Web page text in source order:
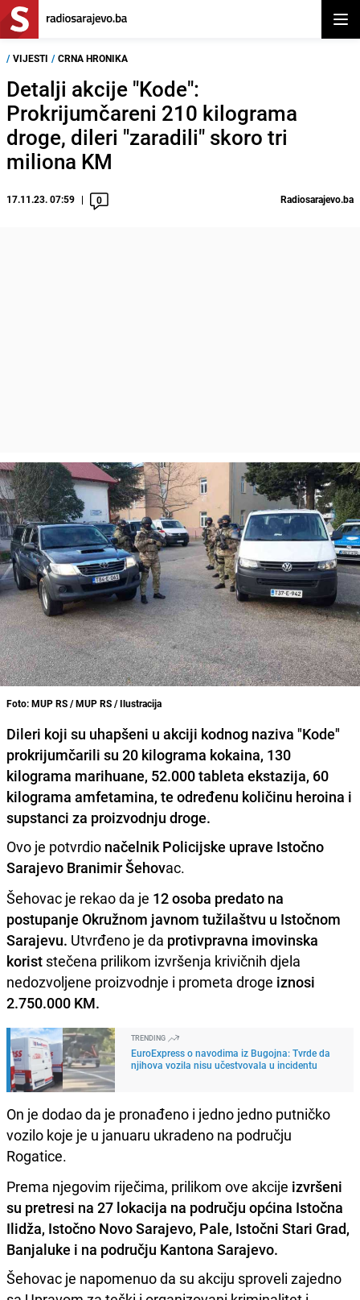
/ VIJESTI / CRNA HRONIKA
Detalji akcije "Kode":
Prokrijumčareni 210 kilograma
droge, dileri "zaradili" skoro tri
miliona KM
17.11.23. 07:59 0 Radiosarajevo.ba
Foto: MUP RS / MUP RS / Ilustracija
Dileri koji su uhapšeni u akciji kodnog naziva "Kode"
prokrijumčarili su 20 kilograma kokaina, 130
kilograma marihuane, 52.000 tableta ekstazija, 60
kilograma amfetamina, te određenu količinu heroina i
supstanci za proizvodnju droge.
Ovo je potvrdio načelnik Policijske uprave Istočno
Sarajevo Branimir Šehovac.
Šehovac je rekao da je 12 osoba predato na
postupanje Okružnom javnom tužilaštvu u Istočnom
Sarajevu. Utvrđeno je da protivpravna imovinska
korist stečena prilikom izvršenja krivičnih djela
nedozvoljene proizvodnje i prometa droge iznosi
2.750.000 KM.
TRENDING
EuroExpress o navodima iz Bugojna: Tvrde da
njihova vozila nisu učestvovala u incidentu
On je dodao da je pronađeno i jedno jedno putničko
vozilo koje je u januaru ukradeno na području
Rogatice.
Prema njegovim riječima, prilikom ove akcije izvršeni
su pretresi na 27 lokacija na području općina Istočna
Ilidža, Istočno Novo Sarajevo, Pale, Istočni Stari Grad,
Banjaluke i na području Kantona Sarajevo.
Šehovac je napomenuo da su akciju sproveli zajedno